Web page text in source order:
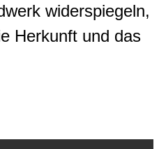
widerspiegeln,
Herkunft und das